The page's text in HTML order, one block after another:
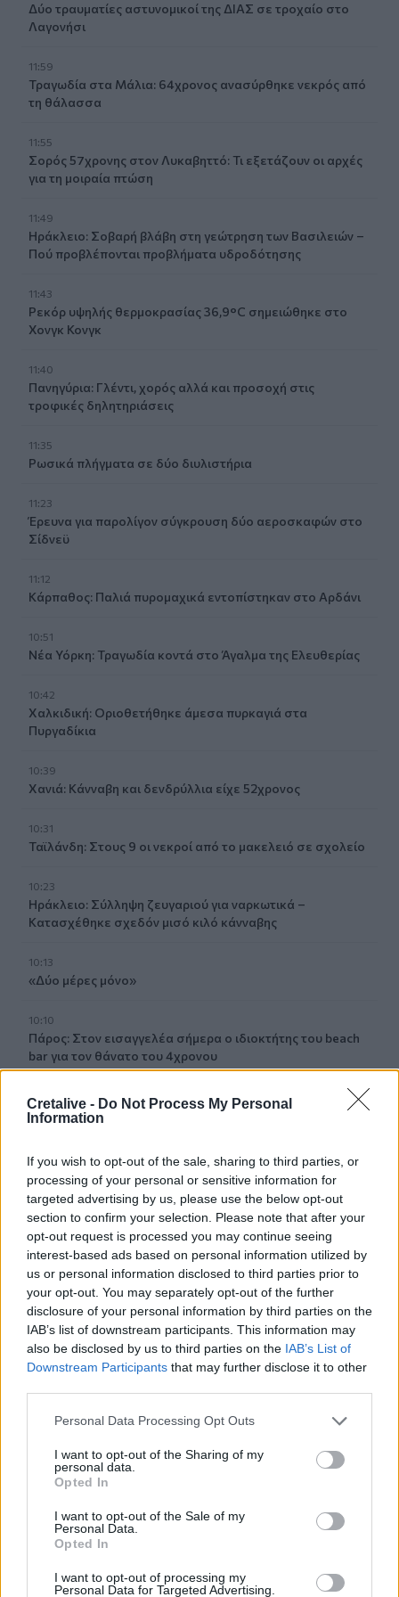
Cretalive - Do Not Process My Personal
Information
If you wish to opt-out of the sale, sharing to third parties, or
processing of your personal or sensitive information for
targeted advertising by us, please use the below opt-out
section to confirm your selection. Please note that after your
opt-out request is processed you may continue seeing
interest-based ads based on personal information utilized by
us or personal information disclosed to third parties prior to
your opt-out. You may separately opt-out of the further
disclosure of your personal information by third parties on the
IAB’s list of downstream participants. This information may
also be disclosed by us to third parties on the IAB’s List of
Downstream Participants that may further disclose it to other
Personal Data Processing Opt Outs
I want to opt-out of the Sharing of my
personal data.
Opted In
I want to opt-out of the Sale of my
Personal Data.
Opted In
I want to opt-out of processing my
Personal Data for Targeted Advertising.
Δύο τραυματίες αστυνομικοί της ΔΙΑΣ σε τροχαίο στο
Λαγονήσι
11:59
Τραγωδία στα Μάλια: 64χρονος ανασύρθηκε νεκρός από
τη θάλασσα
11:55
Σορός 57χρονης στον Λυκαβηττό: Τι εξετάζουν οι αρχές
για τη μοιραία πτώση
11:49
Ηράκλειο: Σοβαρή βλάβη στη γεώτρηση των Βασιλειών –
Πού προβλέπονται προβλήματα υδροδότησης
11:43
Ρεκόρ υψηλής θερμοκρασίας 36,9°C σημειώθηκε στο
Χονγκ Κονγκ
11:40
Πανηγύρια: Γλέντι, χορός αλλά και προσοχή στις
τροφικές δηλητηριάσεις
11:35
Ρωσικά πλήγματα σε δύο διυλιστήρια
11:23
Έρευνα για παρολίγον σύγκρουση δύο αεροσκαφών στο
Σίδνεϋ
11:12
Κάρπαθος: Παλιά πυρομαχικά εντοπίστηκαν στο Αρδάνι
10:51
Νέα Υόρκη: Τραγωδία κοντά στο Άγαλμα της Ελευθερίας
10:42
Χαλκιδική: Οριοθετήθηκε άμεσα πυρκαγιά στα
Πυργαδίκια
10:39
Χανιά: Κάνναβη και δενδρύλλια είχε 52χρονος
10:31
Ταϊλάνδη: Στους 9 οι νεκροί από το μακελειό σε σχολείο
10:23
Ηράκλειο: Σύλληψη ζευγαριού για ναρκωτικά –
Κατασχέθηκε σχεδόν μισό κιλό κάνναβης
10:13
«Δύο μέρες μόνο»
10:10
Πάρος: Στον εισαγγελέα σήμερα ο ιδιοκτήτης του beach
bar για τον θάνατο του 4χρονου
09:52
Ιός Δυτικού Νείλου: Όλη η Αττική στο επίκεντρο των
09:43
Ηράκλειο: Ποια θέματα περιλαμβάνει η εβδομαδιαία
ανασκόπηση του Δημάρχου
09:41
Γερμανία: Νέα έρευνα για την άμυνα απέναντι στα drones
ΠΕΡΙΣΣΟΤΕΡΑ
Ρεκόρ υψηλής θερμοκρασίας 36,9°C σημειώθηκε στο
Ρεκόρ υψηλής θερμοκρασίας
36,9°C σημειώθηκε στο Χονγκ